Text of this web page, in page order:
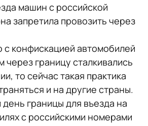
машин с российской
запретила провозить через
с конфискацией автомобилей
через границу сталкивались
то сейчас такая практика
и на другие страны.
границы для въезда на
с российскими номерами